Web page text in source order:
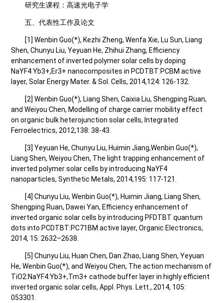
研究生课程：高速光电子学
五、代表性工作及论文
[1] Wenbin Guo(*), Kezhi Zheng, Wenfa Xie, Lu Sun, Liang
Shen, Chunyu Liu, Yeyuan He, Zhihui Zhang, Efficiency
enhancement of inverted polymer solar cells by doping
NaYF4:Yb3+,Er3+ nanocomposites in PCDTBT:PCBM active
layer, Solar Energy Mater. & Sol. Cells, 2014,124: 126-132.
[2] Wenbin Guo(*), Liang Shen, Caixia Liu, Shengping Ruan,
and Weiyou Chen, Modelling of charge carrier mobility effect
on organic bulk heterojunction solar cells, Integrated
Ferroelectrics, 2012,138: 38-43.
[3] Yeyuan He, Chunyu Liu, Huimin Jiang,Wenbin Guo(*),
Liang Shen, Weiyou Chen, The light trapping enhancement of
inverted polymer solar cells by introducing NaYF4
nanoparticles, Synthetic Metals, 2014,195: 117-121.
[4] Chunyu Liu, Wenbin Guo(*), Huimin Jiang, Liang Shen,
Shengping Ruan, Dawei Yan, Efficiency enhancement of
inverted organic solar cells by introducing PFDTBT quantum
dots into PCDTBT:PC71BM active layer, Organic Electronics,
2014, 15: 2632–2638.
[5] Chunyu Liu, Huan Chen, Dan Zhao, Liang Shen, Yeyuan
He, Wenbin Guo(*), and Weiyou Chen, The action mechanism of
TiO2:NaYF4:Yb3+,Tm3+ cathode buffer layer in highly efficient
inverted organic solar cells, Appl. Phys. Lett., 2014, 105:
053301.